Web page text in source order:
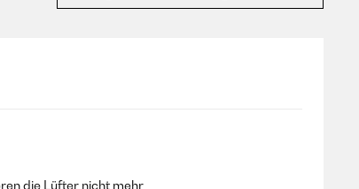
die Lüfter nicht mehr